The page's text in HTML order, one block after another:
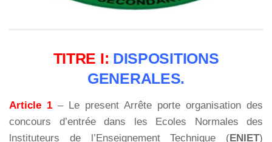
TITRE I: DISPOSITIONS
GENERALES.
Article 1 – Le present Arrête porte organisation des
concours d’entrée dans les Ecoles Normales des
lnstituteurs de l’Enseignement Technique (ENIET)